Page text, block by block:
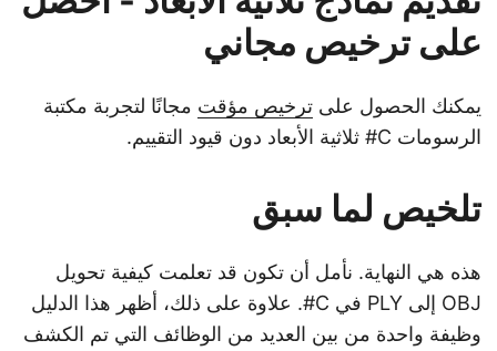
على ترخيص مجاني
يمكنك الحصول على ترخيص مؤقتمجانًا لتجربة مكتبة
الرسومات C# ثلاثية الأبعاد دون قيود التقييم.
تلخيص لما سبق
هذه هي النهاية. نأمل أن تكون قد تعلمت كيفية تحويل
OBJ إلى PLY في C#. علاوة على ذلك، أظهر هذا الدليل
وظيفة واحدة من بين العديد من الوظائف التي تم الكشف